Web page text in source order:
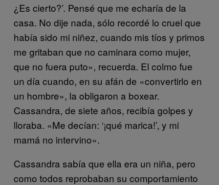
¿Es cierto?’. Pensé que me echaría de la
casa. No dije nada, sólo recordé lo cruel que
había sido mi niñez, cuando mis tíos y primos
me gritaban que no caminara como mujer,
que no fuera puto», recuerda. El colmo fue
un día cuando, en su afán de «convertirlo en
un hombre», la obligaron a boxear.
Cassandra, de siete años, recibía golpes y
lloraba. «Me decían: ‘¡qué marica!’, y mi
mamá no intervino».
Cassandra sabía que ella era un niña, pero
como todos reprobaban su comportamiento